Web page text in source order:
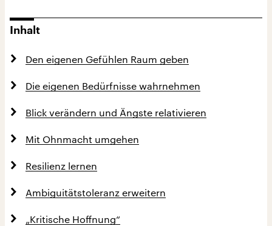
Inhalt
Den eigenen Gefühlen Raum geben
Die eigenen Bedürfnisse wahrnehmen
Blick verändern und Ängste relativieren
Mit Ohnmacht umgehen
Resilienz lernen
Ambiguitätstoleranz erweitern
„Kritische Hoffnung“